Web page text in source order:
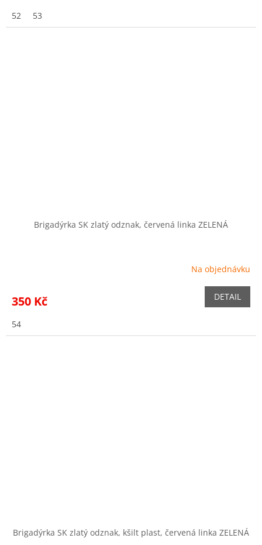
52 53
Brigadýrka SK zlatý odznak, červená linka ZELENÁ
Na objednávku
350 Kč DETAIL
54
Brigadýrka SK zlatý odznak, kšilt plast, červená linka ZELENÁ